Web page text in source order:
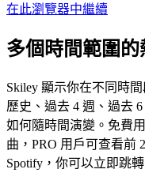
在此瀏覽器中繼續
多個時間範圍的
Skiley 顯示你在不同時
歷史、過去 4 週、過去
如何隨時間演變。免費
曲，PRO 用戶可查看前
Spotify，你可以立即跳